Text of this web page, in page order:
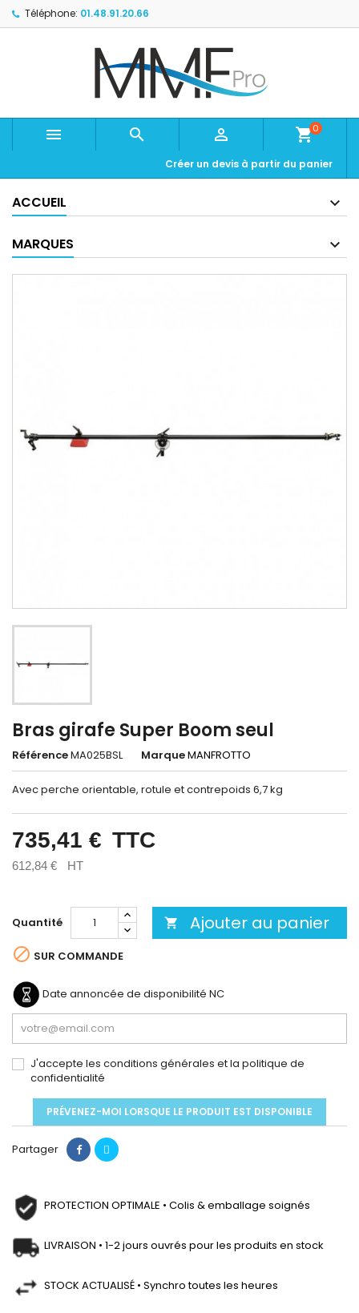
Téléphone: 01.48.91.20.66
   shopping_cart0
Créer un devis à partir du panier
ACCUEIL
MARQUES
Bras girafe Super Boom seul
RéférenceMA025BSL MarqueMANFROTTO
Avec perche orientable, rotule et contrepoids 6,7 kg
735,41 € TTC
612,84 € HT
Quantité  Ajouter au panier
 SUR COMMANDE
Date annoncée de disponibilité NC
J'accepte les conditions générales et la politique de
confidentialité
PRÉVENEZ-MOI LORSQUE LE PRODUIT EST DISPONIBLE
Partager
PROTECTION OPTIMALE • Colis & emballage soignés
LIVRAISON • 1-2 jours ouvrés pour les produits en stock
STOCK ACTUALISÉ • Synchro toutes les heures